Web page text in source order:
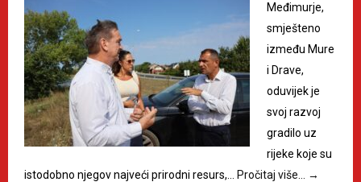
Međimurje,
smješteno
između Mure
i Drave,
oduvijek je
svoj razvoj
gradilo uz
rijeke koje su
istodobno njegov najveći prirodni resurs,…
Pročitaj više… →